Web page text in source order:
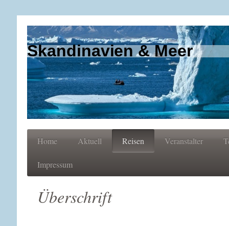
Skandinavien & Meer
Home Aktuell Reisen Veranstalter
Impressum
Überschrift